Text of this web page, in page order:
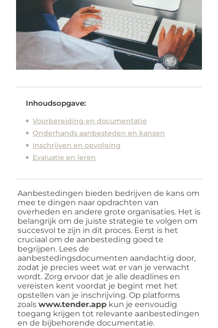
Inhoudsopgave:
Voorbereiding en documentatie
Onderhands aanbesteden en kansen
Inschrijven en opvolging
Evaluatie en leren
Aanbestedingen bieden bedrijven de kans om
mee te dingen naar opdrachten van
overheden en andere grote organisaties. Het is
belangrijk om de juiste strategie te volgen om
succesvol te zijn in dit proces. Eerst is het
cruciaal om de aanbesteding goed te
begrijpen. Lees de
aanbestedingsdocumenten aandachtig door,
zodat je precies weet wat er van je verwacht
wordt. Zorg ervoor dat je alle deadlines en
vereisten kent voordat je begint met het
opstellen van je inschrijving. Op platforms
zoals www.tender.app kun je eenvoudig
toegang krijgen tot relevante aanbestedingen
en de bijbehorende documentatie.